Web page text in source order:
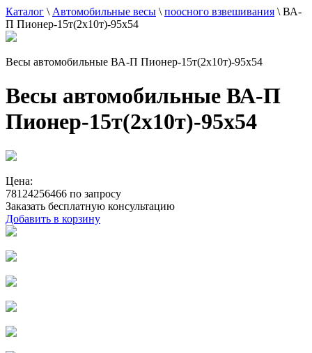
Каталог \ Автомобильные весы \ поосного взвешивания \ ВА-
П Пионер-15т(2х10т)-95х54
Весы автомобильные ВА-П Пионер-15т(2х10т)-95х54
Весы автомобильные ВА-П
Пионер-15т(2х10т)-95х54
Цена:
78124256466 по запросу
Заказать бесплатную консультацию
Добавить в корзину